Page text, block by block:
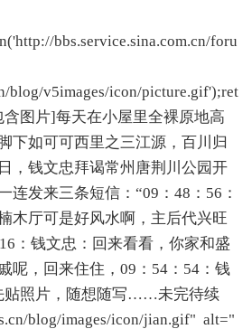
bbs.service.sina.com.cn/foru
blog/v5images/icon/picture.gif');ret
图片]每天在小屋里全裸原地高
下如可可西里之三江源，百川归
，钱文忠拜谒常州唐荆川公园开
连发来三条短信：“09：48：56：
木厅可是好风水啊，主后代兴旺
：钱文忠：回来看看，你家和盛
呢，回来住住，09：54：54：钱
贴照片，随想随写……未完待续
blog/images/icon/jian.gif" alt="